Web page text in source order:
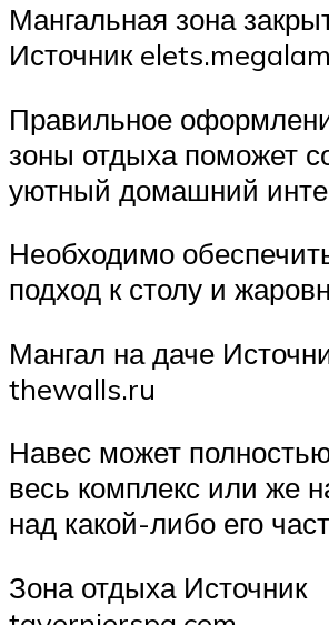
Мангальная зона
Источник
Правильное
зоны отдыха поможет
уютный домашний
Необходимо
подход к столу и
Мангал на даче
thewalls.ru
Навес может
весь комплекс или же
над какой-либо его
Зона отдыха Источник